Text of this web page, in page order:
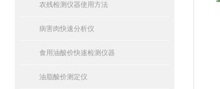
农残检测仪器使用方法
病害肉快速分析仪
食用油酸价快速检测仪器
油脂酸价测定仪